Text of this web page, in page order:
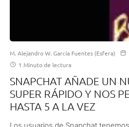
M. Alejandro W. García Fuentes (Esfera)
1 Minuto de lectura
SNAPCHAT AÑADE UN
SUPER RÁPIDO Y NOS
HASTA 5 A LA VEZ